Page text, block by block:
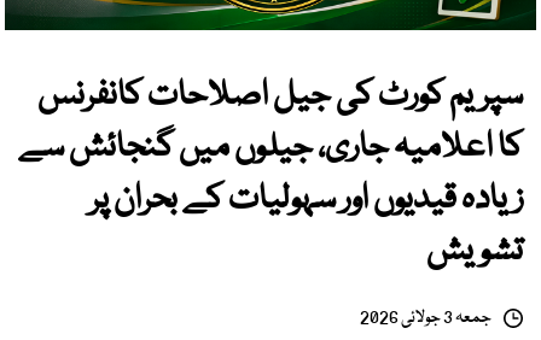
سپریم کورٹ کی جیل اصلاحات کانفرنس
کا اعلامیہ جاری، جیلوں میں گنجائش سے
زیادہ قیدیوں اور سہولیات کے بحران پر
تشویش
جمعہ 3 جولائی 2026